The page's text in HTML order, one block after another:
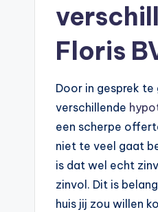
Floris
Door in gesprek te
verschillende
een scherpe
niet te veel gaat
is dat wel echt
zinvol. Dit is
huis jij zou willen